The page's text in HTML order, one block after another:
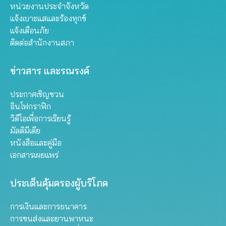
หน่วยงานประจำจังหวัด
แจ้งเบาะแสและร้องทุกข์
แจ้งเตือนภัย
ติดต่อสำนักงานสภา
ข่าวสาร และรณรงค์
ประกาศเชิญชวน
อินโฟกราฟิก
วิดีโอเพื่อการเรียนรู้
มัลติมีเดีย
หนังสือและคู่มือ
เอกสารเผยแพร่
ประเด็นคุ้มครองผู้บริโภค
การเงินและการธนาคาร
การขนส่งและยานพาหนะ